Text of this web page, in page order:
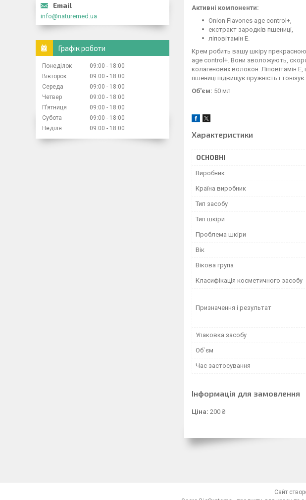
Активні компоненти:
Onion Flavones age control+,
екстракт зародків пшениці,
ліповітамін Е.
Крем робить вашу шкіру
age control+. Вони зволожують,
колагенових волокон. Ліповітамін
пшениці підвищує пружність і
Об'єм: 50 мл
Характеристики
ОСНОВНІ
Виробник
Країна виробник
Тип засобу
Тип шкіри
Проблема шкіри
Вік
Вікова група
Класифікація косметичного засобу
Призначення і результат
Упаковка засобу
Об`єм
Час застосування
Інформація для замовлення
Ціна: 200 ₴
info@naturemed.ua
Графік роботи
Понеділок 09:00
18:00
Вівторок
09:00
18:00
Середа
09:00
18:00
Четвер
09:00
18:00
Пʼятниця
09:00
18:00
Субота
09:00
18:00
Неділя
09:00 18:00
Сайт